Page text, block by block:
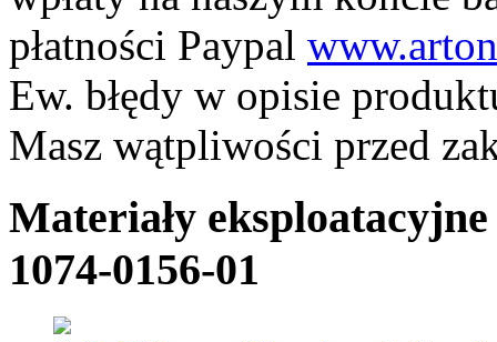
płatności Paypal
Ew. błędy w opisie
Masz wątpliwości przed
Materiały
1074-0156-01